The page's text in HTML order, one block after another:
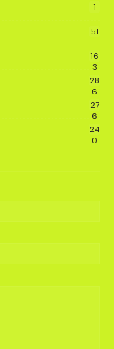
1
51
16
3
28
6
27
6
24
0